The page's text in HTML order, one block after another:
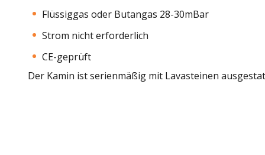
Flüssiggas oder Butangas 28-30mBar
Strom nicht erforderlich
CE-geprüft
Der Kamin ist serienmäßig mit Lavasteinen